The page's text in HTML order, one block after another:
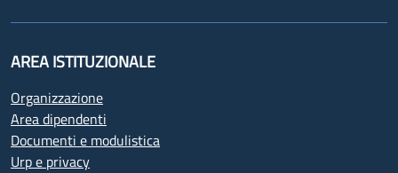
AREA ISTITUZIONALE
Organizzazione
Area dipendenti
Documenti e modulistica
Urp e privacy